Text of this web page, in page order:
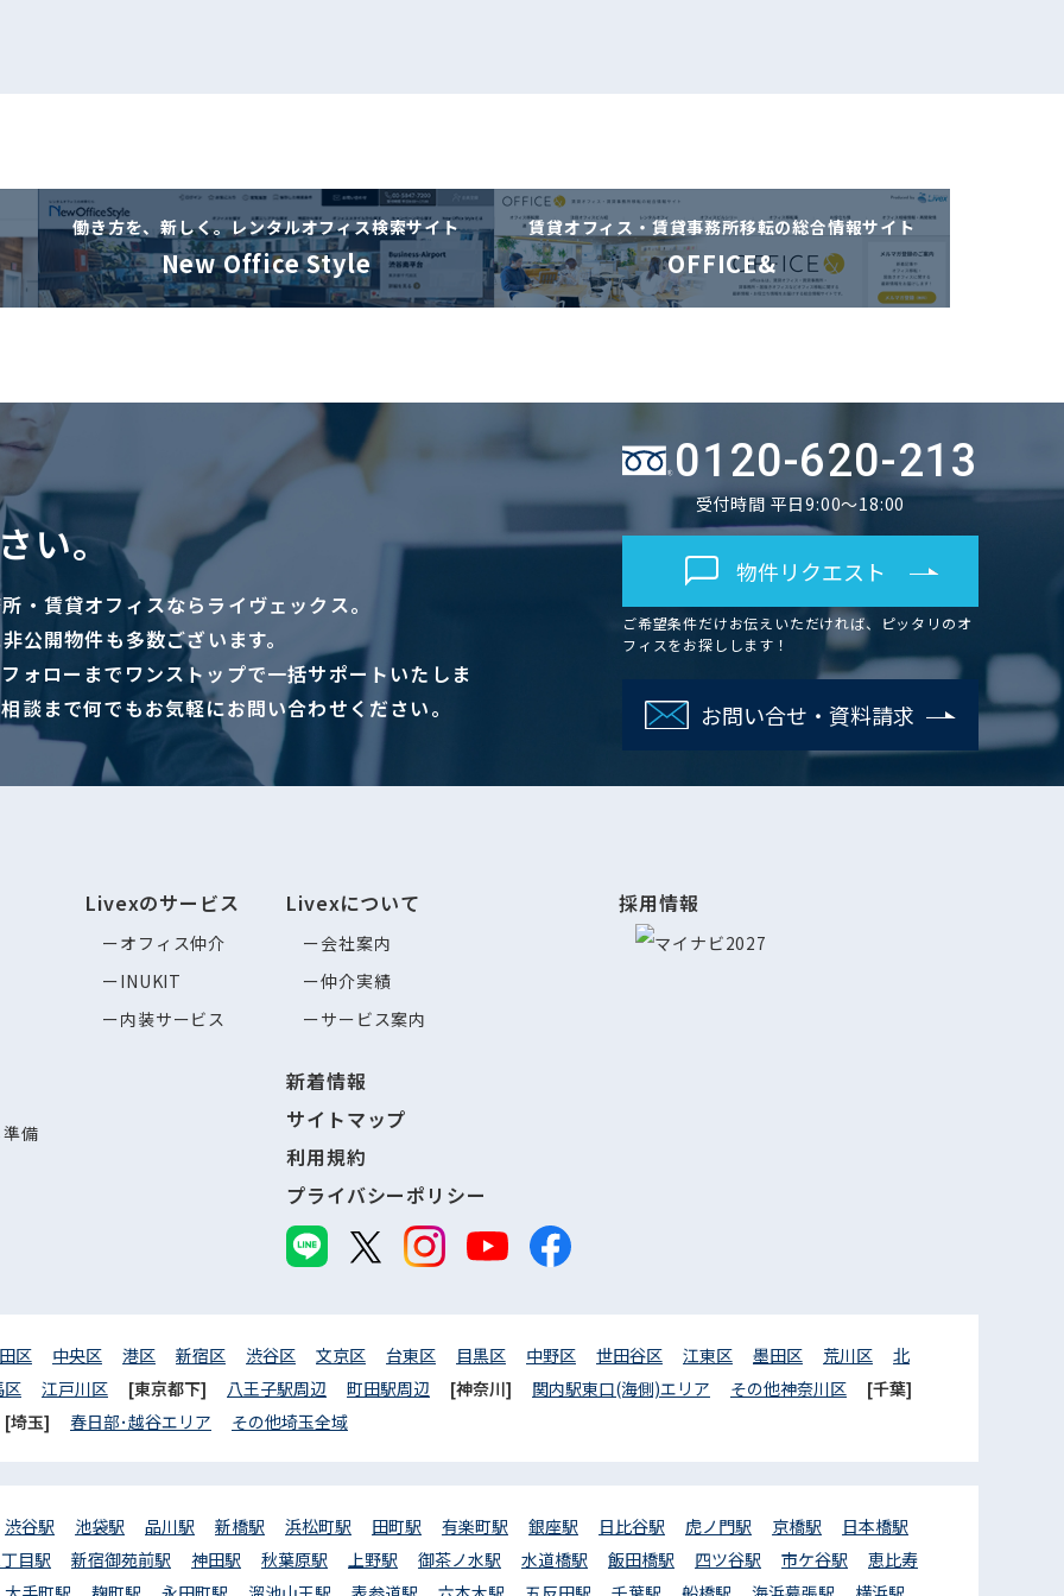
働き方を、新しく。レンタルオフィス検索サイト
New Office Style
賃貸オフィス・賃貸事務所移転の総合情報サイト
OFFICE&
い。
・賃貸オフィスならライヴェックス。
公開物件も多数ございます。
ォローまでワンストップで一括サポートいたしま
談まで何でもお気軽にお問い合わせください。
0120-620-213
受付時間 平日9:00～18:00
物件リクエスト
ご希望条件だけお伝えいただければ、ピッタリのオ
フィスをお探しします！
お問い合せ・資料請求
備
Livexのサービス
オフィス仲介
INUKIT
内装サービス
Livexについて
会社案内
仲介実績
サービス案内
新着情報
サイトマップ
利用規約
プライバシーポリシー
採用情報
区 中央区 港区 新宿区 渋谷区 文京区 台東区 目黒区 中野区 世田谷区 江東区 墨田区 荒川区
北
区
江戸川区 [東京都下] 八王子駅周辺 町田駅周辺 [神奈川] 関内駅東口(海側)エリア その他神奈川区
[千葉]
[埼玉] 春日部･越谷エリア その他埼玉全域
渋谷駅 池袋駅 品川駅 新橋駅 浜松町駅 田町駅 有楽町駅 銀座駅 日比谷駅 虎ノ門駅 京橋駅
日本橋駅
目駅
新宿御苑前駅 神田駅 秋葉原駅 上野駅 御茶ノ水駅 水道橋駅 飯田橋駅 四ツ谷駅 市ケ谷駅
恵比寿